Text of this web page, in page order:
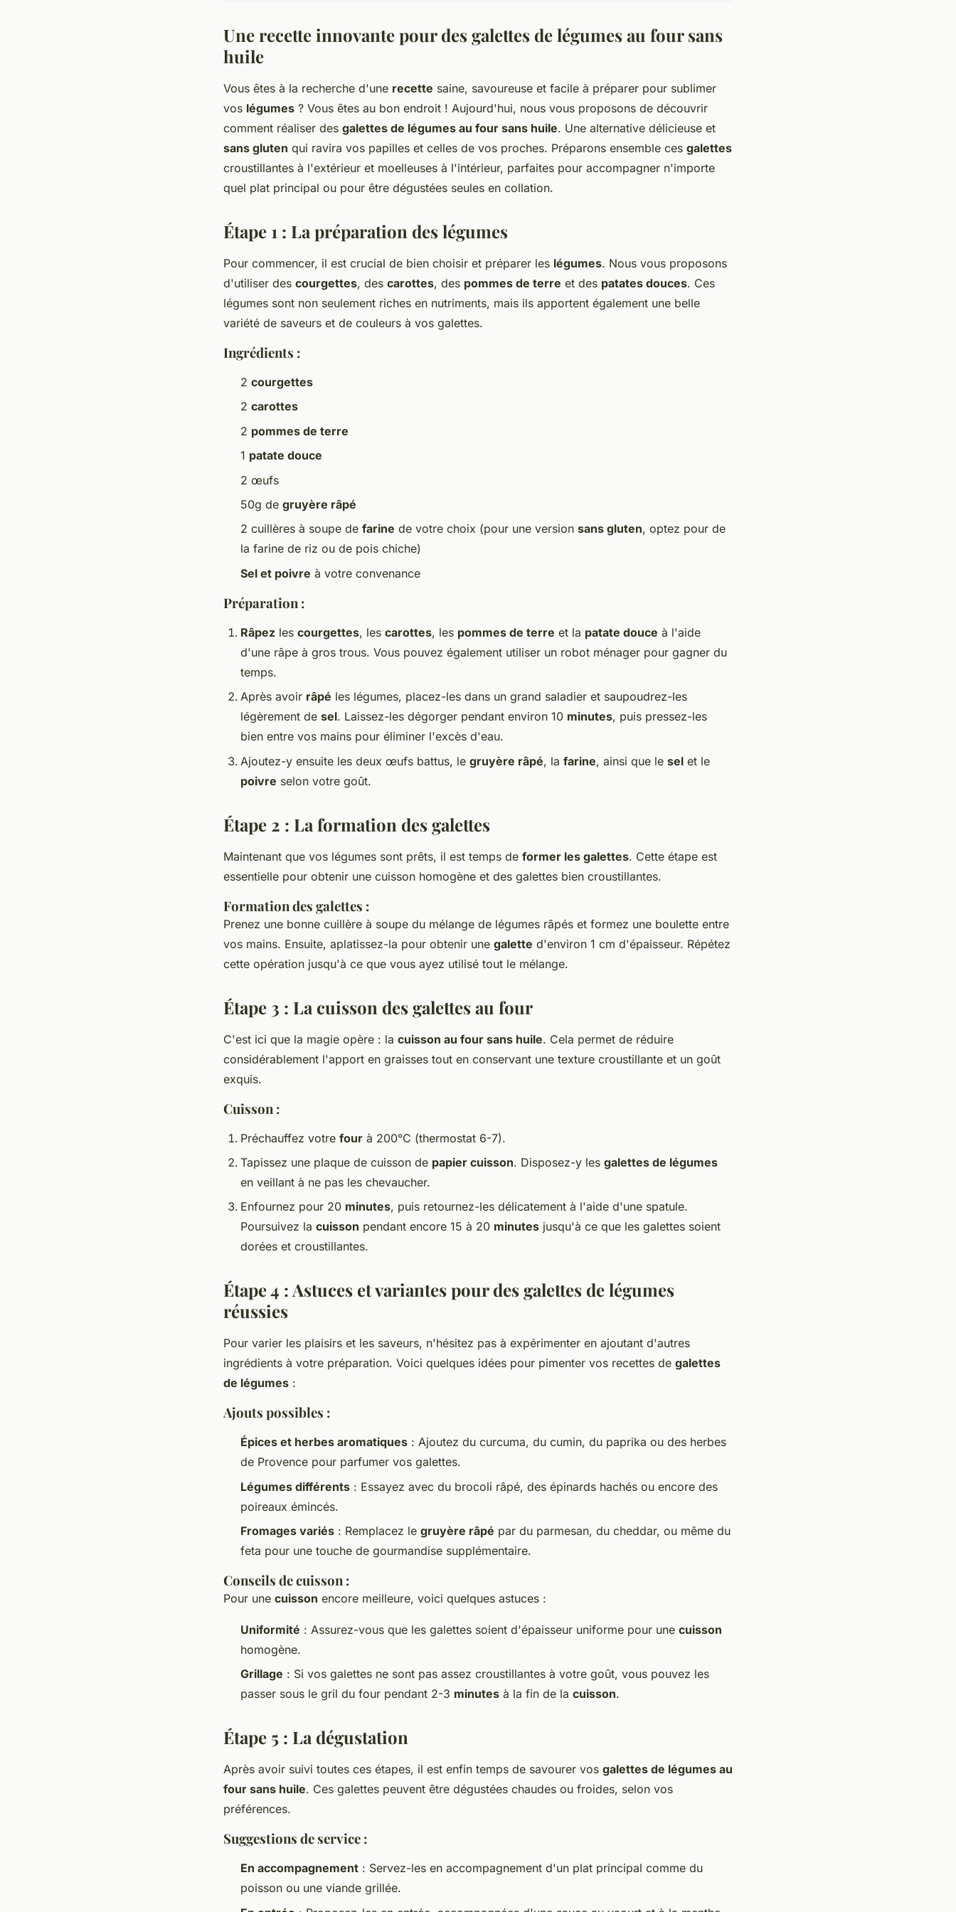
Une recette innovante pour des galettes de légumes au four sans
huile
Vous êtes à la recherche d'une recette saine, savoureuse et facile à préparer pour sublimer
vos légumes ? Vous êtes au bon endroit ! Aujourd'hui, nous vous proposons de découvrir
comment réaliser des galettes de légumes au four sans huile. Une alternative délicieuse et
sans gluten qui ravira vos papilles et celles de vos proches. Préparons ensemble ces galettes
croustillantes à l'extérieur et moelleuses à l'intérieur, parfaites pour accompagner n'importe
quel plat principal ou pour être dégustées seules en collation.
Étape 1 : La préparation des légumes
Pour commencer, il est crucial de bien choisir et préparer les légumes. Nous vous proposons
d'utiliser des courgettes, des carottes, des pommes de terre et des patates douces. Ces
légumes sont non seulement riches en nutriments, mais ils apportent également une belle
variété de saveurs et de couleurs à vos galettes.
Ingrédients :
2 courgettes
2 carottes
2 pommes de terre
1 patate douce
2 œufs
50g de gruyère râpé
2 cuillères à soupe de farine de votre choix (pour une version sans gluten, optez pour de
la farine de riz ou de pois chiche)
Sel et poivre à votre convenance
Préparation :
Râpez les courgettes, les carottes, les pommes de terre et la patate douce à l'aide
d'une râpe à gros trous. Vous pouvez également utiliser un robot ménager pour gagner du
temps.
Après avoir râpé les légumes, placez-les dans un grand saladier et saupoudrez-les
légèrement de sel. Laissez-les dégorger pendant environ 10 minutes, puis pressez-les
bien entre vos mains pour éliminer l'excès d'eau.
Ajoutez-y ensuite les deux œufs battus, le gruyère râpé, la farine, ainsi que le sel et le
poivre selon votre goût.
Étape 2 : La formation des galettes
Maintenant que vos légumes sont prêts, il est temps de former les galettes. Cette étape est
essentielle pour obtenir une cuisson homogène et des galettes bien croustillantes.
Formation des galettes :
Prenez une bonne cuillère à soupe du mélange de légumes râpés et formez une boulette entre
vos mains. Ensuite, aplatissez-la pour obtenir une galette d'environ 1 cm d'épaisseur. Répétez
cette opération jusqu'à ce que vous ayez utilisé tout le mélange.
Étape 3 : La cuisson des galettes au four
C'est ici que la magie opère : la cuisson au four sans huile. Cela permet de réduire
considérablement l'apport en graisses tout en conservant une texture croustillante et un goût
exquis.
Cuisson :
Préchauffez votre four à 200°C (thermostat 6-7).
Tapissez une plaque de cuisson de papier cuisson. Disposez-y les galettes de légumes
en veillant à ne pas les chevaucher.
Enfournez pour 20 minutes, puis retournez-les délicatement à l'aide d'une spatule.
Poursuivez la cuisson pendant encore 15 à 20 minutes jusqu'à ce que les galettes soient
dorées et croustillantes.
Étape 4 : Astuces et variantes pour des galettes de légumes
réussies
Pour varier les plaisirs et les saveurs, n'hésitez pas à expérimenter en ajoutant d'autres
ingrédients à votre préparation. Voici quelques idées pour pimenter vos recettes de galettes
de légumes :
Ajouts possibles :
Épices et herbes aromatiques : Ajoutez du curcuma, du cumin, du paprika ou des herbes
de Provence pour parfumer vos galettes.
Légumes différents : Essayez avec du brocoli râpé, des épinards hachés ou encore des
poireaux émincés.
Fromages variés : Remplacez le gruyère râpé par du parmesan, du cheddar, ou même du
feta pour une touche de gourmandise supplémentaire.
Conseils de cuisson :
Pour une cuisson encore meilleure, voici quelques astuces :
Uniformité : Assurez-vous que les galettes soient d'épaisseur uniforme pour une cuisson
homogène.
Grillage : Si vos galettes ne sont pas assez croustillantes à votre goût, vous pouvez les
passer sous le gril du four pendant 2-3 minutes à la fin de la cuisson.
Étape 5 : La dégustation
Après avoir suivi toutes ces étapes, il est enfin temps de savourer vos galettes de légumes au
four sans huile. Ces galettes peuvent être dégustées chaudes ou froides, selon vos
préférences.
Suggestions de service :
En accompagnement : Servez-les en accompagnement d'un plat principal comme du
poisson ou une viande grillée.